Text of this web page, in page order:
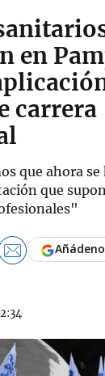
en
carrera
que ahora se
que